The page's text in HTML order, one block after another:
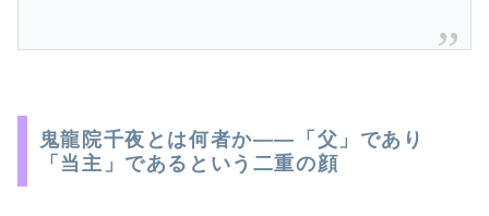
鬼龍院千夜とは何者か――「父」であり
「当主」であるという二重の顔